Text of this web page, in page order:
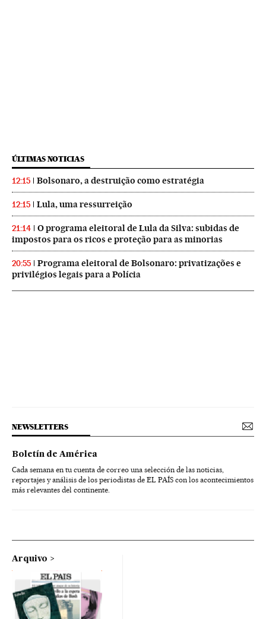
ÚLTIMAS NOTICIAS
12:15 Bolsonaro, a destruição como estratégia
12:15 Lula, uma ressurreição
21:14
O programa eleitoral de Lula da Silva: subidas de
impostos para os ricos e proteção para as minorias
20:55
Programa eleitoral de Bolsonaro: privatizações e
privilégios legais para a Polícia
NEWSLETTERS
Boletín de América
Cada semana en tu cuenta de correo una selección de las noticias,
reportajes y análisis de los periodistas de EL PAÍS con los acontecimientos
más relevantes del continente.
Arquivo